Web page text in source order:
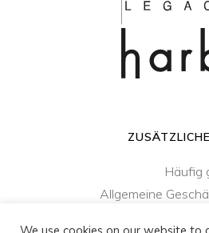
Häufig
Allgemeine